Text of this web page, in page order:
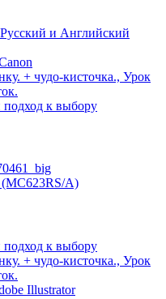
и Английский
+ чудо-кисточка., Урок
к выбору
A)
к выбору
+ чудо-кисточка., Урок
Illustrator